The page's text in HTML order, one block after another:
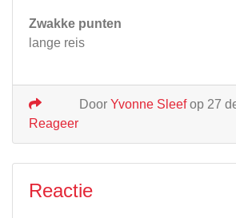
Zwakke punten
lange reis
Door Yvonne Sleefop 27
Reageer
Reactie